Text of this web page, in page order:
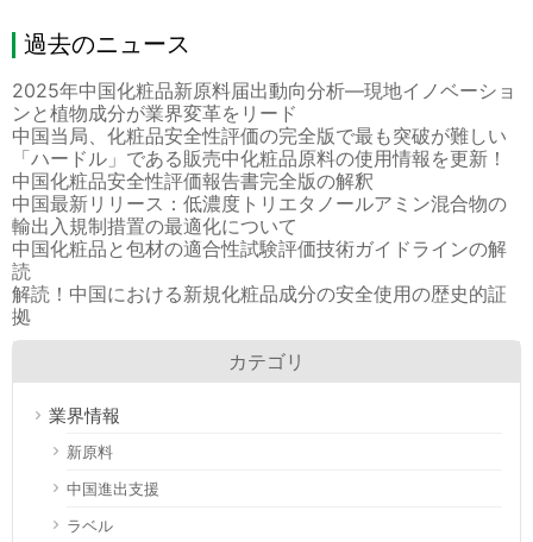
過去のニュース
2025年中国化粧品新原料届出動向分析―現地イノベーショ
ンと植物成分が業界変革をリード
中国当局、化粧品安全性評価の完全版で最も突破が難しい
「ハードル」である販売中化粧品原料の使用情報を更新！
中国化粧品安全性評価報告書完全版の解釈
中国最新リリース：低濃度トリエタノールアミン混合物の
輸出入規制措置の最適化について
中国化粧品と包材の適合性試験評価技術ガイドラインの解
読
解読！中国における新規化粧品成分の安全使用の歴史的証
拠
カテゴリ
業界情報
新原料
中国進出支援
ラベル